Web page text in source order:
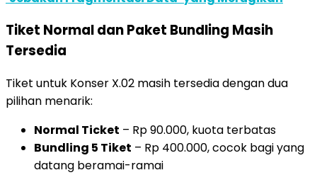
Tiket Normal dan Paket Bundling Masih
Tersedia
Tiket untuk Konser X.02 masih tersedia dengan dua
pilihan menarik:
Normal Ticket – Rp 90.000, kuota terbatas
Bundling 5 Tiket – Rp 400.000, cocok bagi yang
datang beramai-ramai